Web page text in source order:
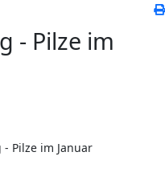
- Pilze im
Pilze im Januar